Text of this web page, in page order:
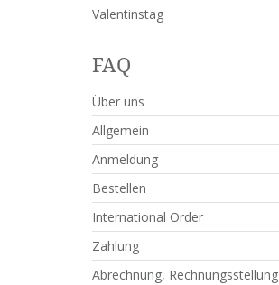
Valentinstag
FAQ
Über uns
Allgemein
Anmeldung
Bestellen
International Order
Zahlung
Abrechnung, Rechnungsstellung